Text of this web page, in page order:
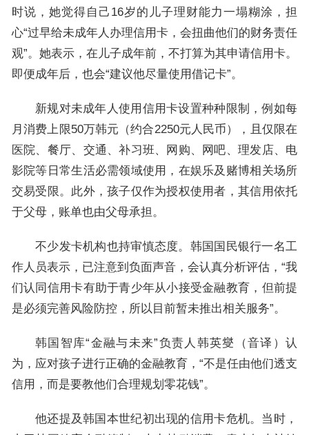
时说，她觉得自己16岁的儿子理财能力一塌糊涂，担
心“过早给未成年人办理信用卡，会扭曲他们的财务责任
观”。她表示，在儿子成年前，不打算为其申请信用卡。
即便成年后，也会“建议他尽量使用借记卡”。
新规对未成年人使用信用卡设置种种限制，例如每
月消费上限50万韩元（约合2250元人民币），且仅限在
医院、餐厅、交通、补习班、网购、网吧、理发店、电
影院等日常生活必需领域使用，在娱乐及赌博相关场所
交易受限。此外，孩子仅作为授权使用者，其信用依托
于父母，账单也由父母承担。
不少发卡机构也持审慎态度。韩国国民银行一名工
作人员表示，已注意到负面声音，会认真分析评估，“我
们认同信用卡有助于青少年从小接受金融教育，但前提
是必须完善风险防控，所以目前暂未推出相关服务”。
韩国智库“金融与未来”负责人韩英燮（音译）认
为，应对孩子进行正确的金融教育，“不是任由他们透支
信用，而是要教他们合理规划零花钱”。
他还提及韩国本世纪初出现的信用卡危机。当时，